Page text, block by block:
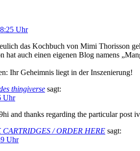
Uhr
das Kochbuch von Mimi Thorisson
hat auch einen eigenen Blog namens
Ihr Geheimnis liegt in der Inszenierung!
thingiverse sagt:
Uhr
and thanks regarding the particular post
CARTRIDGES / ORDER HERE sagt:
Uhr